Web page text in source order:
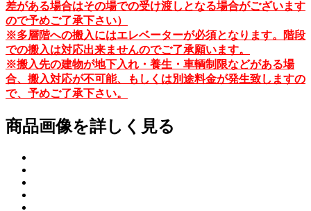
差がある場合はその場での受け渡しとなる場合がございます
ので予めご了承下さい）
※多層階への搬入にはエレベーターが必須となります。階段
での搬入は対応出来ませんのでご了承願います。
※搬入先の建物が地下入れ・養生・車輌制限などがある場
合、搬入対応が不可能、もしくは別途料金が発生致しますの
で、予めご了承下さい。
商品画像を詳しく見る